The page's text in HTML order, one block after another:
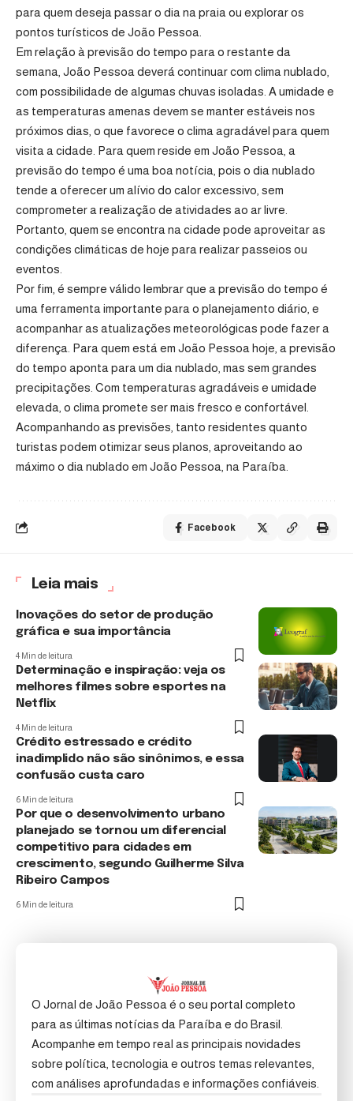
para quem deseja passar o dia na praia ou explorar os
pontos turísticos de João Pessoa.
Em relação à previsão do tempo para o restante da
semana, João Pessoa deverá continuar com clima nublado,
com possibilidade de algumas chuvas isoladas. A umidade e
as temperaturas amenas devem se manter estáveis nos
próximos dias, o que favorece o clima agradável para quem
visita a cidade. Para quem reside em João Pessoa, a
previsão do tempo é uma boa notícia, pois o dia nublado
tende a oferecer um alívio do calor excessivo, sem
comprometer a realização de atividades ao ar livre.
Portanto, quem se encontra na cidade pode aproveitar as
condições climáticas de hoje para realizar passeios ou
eventos.
Por fim, é sempre válido lembrar que a previsão do tempo é
uma ferramenta importante para o planejamento diário, e
acompanhar as atualizações meteorológicas pode fazer a
diferença. Para quem está em João Pessoa hoje, a previsão
do tempo aponta para um dia nublado, mas sem grandes
precipitações. Com temperaturas agradáveis e umidade
elevada, o clima promete ser mais fresco e confortável.
Acompanhando as previsões, tanto residentes quanto
turistas podem otimizar seus planos, aproveitando ao
máximo o dia nublado em João Pessoa, na Paraíba.
Facebook
Leia mais
Inovações do setor de produção
gráfica e sua importância
4 Min de leitura
Determinação e inspiração: veja os
melhores filmes sobre esportes na
Netflix
4 Min de leitura
Crédito estressado e crédito
inadimplido não são sinônimos, e essa
confusão custa caro
6 Min de leitura
Por que o desenvolvimento urbano
planejado se tornou um diferencial
competitivo para cidades em
crescimento, segundo Guilherme Silva
Ribeiro Campos
6 Min de leitura
O Jornal de João Pessoa é o seu portal completo
para as últimas notícias da Paraíba e do Brasil.
Acompanhe em tempo real as principais novidades
sobre política, tecnologia e outros temas relevantes,
com análises aprofundadas e informações confiáveis.